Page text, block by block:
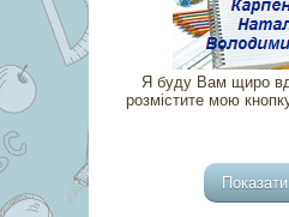
Я буду Вам щиро
розмістите мою